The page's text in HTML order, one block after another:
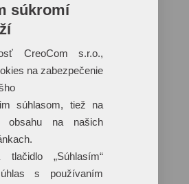
s plnofarebnou
súkromí
CreoCom s.r.o.,
na zabezpečenie
súhlasom, tiež na
obsahu na našich
„Súhlasím“
s používaním